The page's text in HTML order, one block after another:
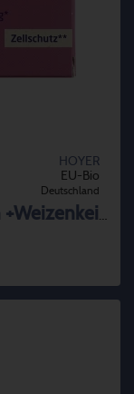
HOYER
EU-Bio
Deutschland
BIO Gelée Royal +Blütenpollen +Weizenkeime